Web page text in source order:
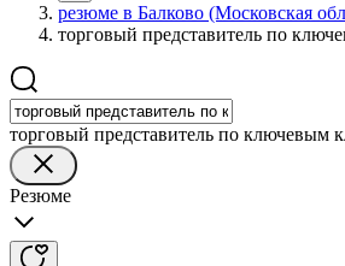
резюме в Балково (Московская
торговый представитель по
торговый представитель по ключевым
Резюме